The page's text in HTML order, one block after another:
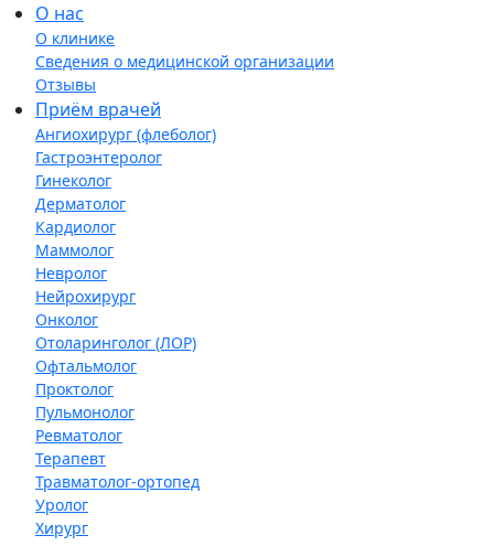
О нас
О клинике
Сведения о медицинской организации
Отзывы
Приём врачей
Ангиохирург (флеболог)
Гастроэнтеролог
Гинеколог
Дерматолог
Кардиолог
Маммолог
Невролог
Нейрохирург
Онколог
Отоларинголог (ЛОР)
Офтальмолог
Проктолог
Пульмонолог
Ревматолог
Терапевт
Травматолог-ортопед
Уролог
Хирург